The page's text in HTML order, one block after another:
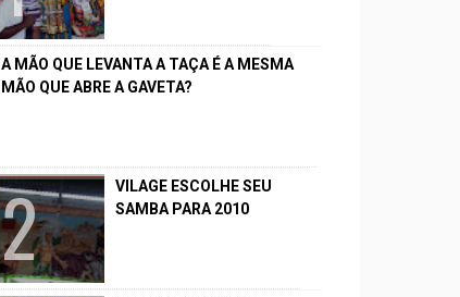
A MÃO QUE LEVANTA A TAÇA É A MESMA
MÃO QUE ABRE A GAVETA?
VILAGE ESCOLHE SEU
SAMBA PARA 2010